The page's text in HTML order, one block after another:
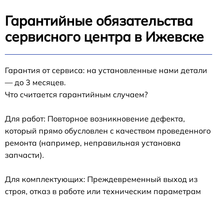
Гарантийные обязательства
сервисного центра в Ижевске
Гарантия от сервиса: на установленные нами детали
— до 3 месяцев.
Что считается гарантийным случаем?
Для работ: Повторное возникновение дефекта,
который прямо обусловлен с качеством проведенного
ремонта (например, неправильная установка
запчасти).
Для комплектующих: Преждевременный выход из
строя, отказ в работе или техническим параметрам